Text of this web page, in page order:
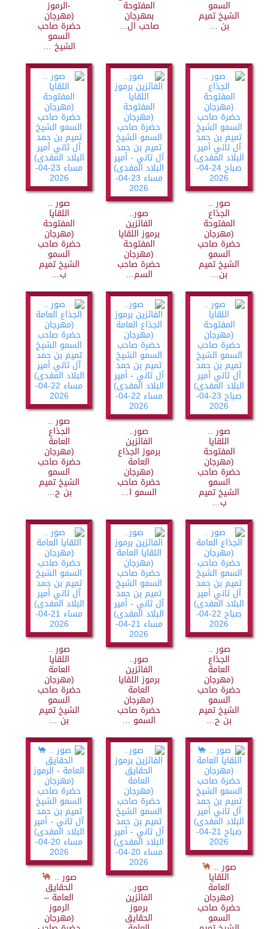
السمو
الشيخ تميم
بن …
المفتوحة
بمهرجان
صاحب ال…
-الرموز
(مهرجان
حضرة صاحب
السمو
الشيخ …
صور ..
الجذاع
المفتوحة
(مهرجان
حضرة صاحب
السمو
الشيخ تميم
بن…
صور..
الفائزين
برموز اللقايا
المفتوحة
(مهرجان
حضرة صاحب
السم…
صور ..
اللقايا
المفتوحة
(مهرجان
حضرة صاحب
السمو
الشيخ تميم
ب…
صور ..
اللقايا
المفتوحة
(مهرجان
حضرة صاحب
السمو
الشيخ تميم
ب…
صور..
الفائزين
برموز الجذاع
العامة
(مهرجان
حضرة صاحب
السمو ا…
صور ..
الجذاع
العامة
(مهرجان
حضرة صاحب
السمو
الشيخ تميم
بن ح…
صور ..
الجذاع
العامة
(مهرجان
حضرة صاحب
السمو
الشيخ تميم
بن ح…
صور..
الفائزين
برموز اللقايا
العامة
(مهرجان
حضرة صاحب
السمو …
صور ..
اللقايا
العامة
(مهرجان
حضرة صاحب
السمو
الشيخ تميم
بن …
صور ..
اللقايا
العامة
(مهرجان
حضرة صاحب
السمو
صور..
الفائزين
برموز
الحقايق
صور ..
الحقايق
العامة –
الرموز
(مهرجان